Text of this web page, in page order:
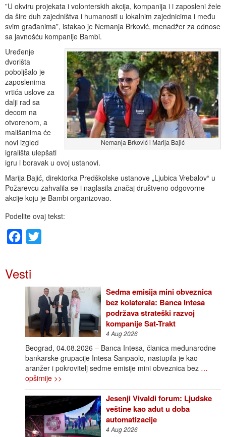
”U okviru projekata i volonterskih akcija, kompanija i i zaposleni žele
da šire duh zajedništva i humanosti u lokalnim zajednicima i među
svim građanima”, istakao je Nemanja Brković, menadžer za odnose
sa javnošću kompanije Bambi.
Nemanja Brković i Marija Bajić
Uređenje
dvorišta
poboljšalo je
zaposlenima
vrtića uslove za
dalji rad sa
decom na
otvorenom, a
mališanima će
novi izgled
igrališta ulepšati
igru i boravak u ovoj ustanovi.
Marija Bajić, direktorka Predškolske ustanove „Ljubica Vrebalov“ u
Požarevcu zahvalila se i naglasila značaj društveno odgovorne
akcije koju je Bambi organizovao.
Podelite ovaj tekst:
Facebook
Vesti
Sedma emisija mini obveznica
bez kolaterala: Banca Intesa
podržava strateški razvoj
kompanije Sat-Trakt
4 Aug 2026
Beograd, 04.08.2026 – Banca Intesa, članica međunarodne
bankarske grupacije Intesa Sanpaolo, nastupila je kao
aranžer i pokrovitelj sedme emisije mini obveznica bez …
opširnije >>
Jesenji Vivaldi forum: Ljudske
veštine kao adut u doba
automatizacije
4 Aug 2026